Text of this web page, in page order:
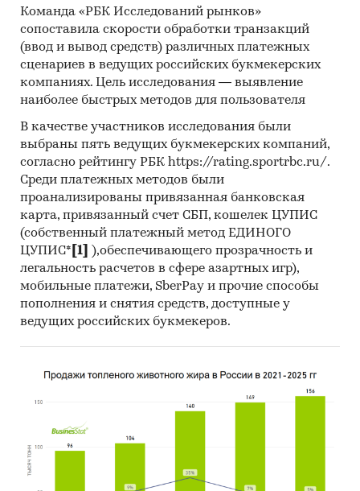
(качественный) контент-анализ интервью и
документов и (2) Квантитативный
(количественный) анализ с применением
пакетов программ, к которым имеет доступ
наше агентство.
Контент-анализ выполняется в рамках
проведения Desk Research (кабинетное
исследование). В общем виде целью
кабинетного исследования является
проанализировать ситуацию на рынке
бентонитовых наполнителей для кошачьих
туалетов и получить (рассчитать) показатели,
характеризующие его состояние в настоящее
время и в будущем.
Источники получения информации
Eurostat.
Печатные и электронные деловые и
специализированные издания,
аналитические обзоры.
Команда «РБК Исследований рынков»
сопоставила скорости обработки транзакций
(ввод и вывод средств) различных платежных
сценариев в ведущих российских букмекерских
компаниях. Цель исследования — выявление
наиболее быстрых методов для пользователя
В качестве участников исследования были
выбраны пять ведущих букмекерских компаний,
согласно рейтингу РБК https://rating.sportrbc.ru/.
Среди платежных методов были
проанализированы привязанная банковская
карта, привязанный счет СБП, кошелек ЦУПИС
(собственный платежный метод ЕДИНОГО
ЦУПИС* [1]
),обеспечивающего прозрачность и
легальность расчетов в сфере азартных игр),
мобильные платежи, SberPay и прочие способы
пополнения и снятия средств, доступные у
ведущих российских букмекеров.